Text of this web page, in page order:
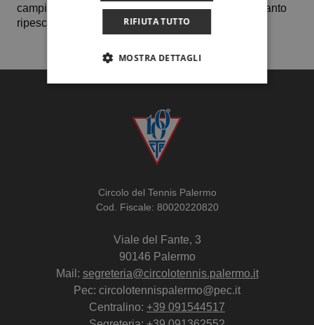
campionato, come inizialmente preventivato, in quanto
ripescato in serie B2.
Circolo del Tennis Palermo
Cod. Fiscale: 80020220820
Viale del Fante, 3
90146 Palermo
Mail: segreteria@circolotennis.palermo.it
Pec: circolotennispalermo@pec.it
Centralino: +39 091544517
RIFIUTA TUTTO
MOSTRA DETTAGLI